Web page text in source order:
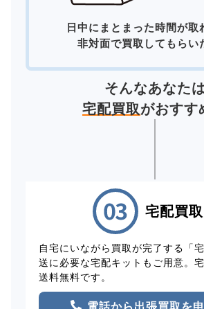
日中にまとまった時間が取
非対面で買取してもらい
そんなあなたは
宅配買取がおすす
宅配買取
自宅にいながら買取が完了する「
送に必要な宅配キットもご用意。
送料無料です。
電話から出張買取を